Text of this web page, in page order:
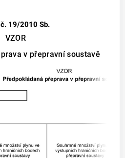
19/2010 Sb.
VZOR
v přepravní soustavě